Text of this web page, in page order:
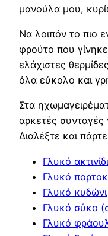
μανούλα μου,
Να λοιπόν το πιο
φρούτο που
ελάχιστες
όλα εύκολο και
Στα
αρκετές συνταγές
Διαλέξτε και
Γλυκό
Γλυκό
Γλυκό κυδώνι
Γλυκό σύκο
Γλυκό